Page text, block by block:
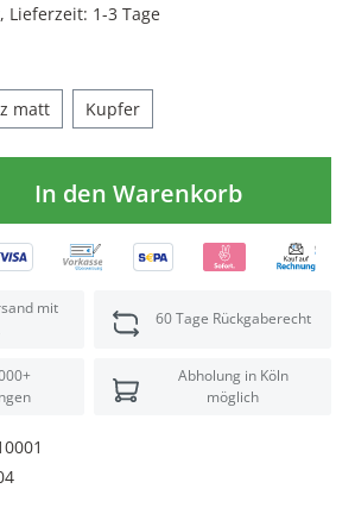
Lieferzeit: 1-3 Tage
matt Kupfer
In den Warenkorb
mit
60 Tage Rückgaberecht
Abholung in Köln
möglich